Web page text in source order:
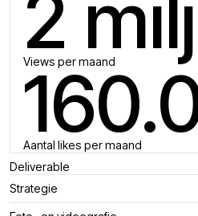
2
Views per maand
Aantal likes per maand
Deliverable
Strategie